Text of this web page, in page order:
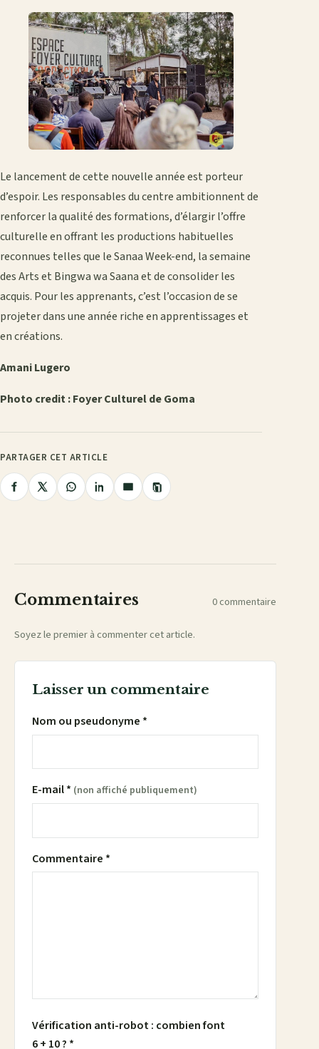
Le lancement de cette nouvelle année est porteur
d’espoir. Les responsables du centre ambitionnent de
renforcer la qualité des formations, d’élargir l’offre
culturelle en offrant les productions habituelles
reconnues telles que le Sanaa Week-end, la semaine
des Arts et Bingwa wa Saana et de consolider les
acquis. Pour les apprenants, c’est l’occasion de se
projeter dans une année riche en apprentissages et
en créations.
Amani Lugero
Photo credit : Foyer Culturel de Goma
PARTAGER CET ARTICLE
PartagerPartagerPartagerPartagerPartager
Copier
le
Commentaires 0 commentaire
Soyez le premier à commenter cet article.
Laisser un commentaire
Nom ou pseudonyme *
E-mail * (non affiché publiquement)
Commentaire *
Vérification anti-robot : combien font
6 + 10 ? *